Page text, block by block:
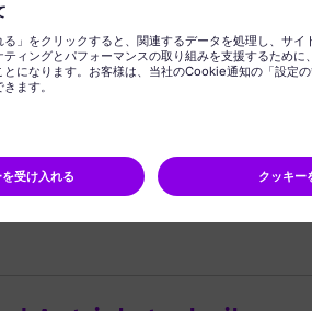
(Propulsion